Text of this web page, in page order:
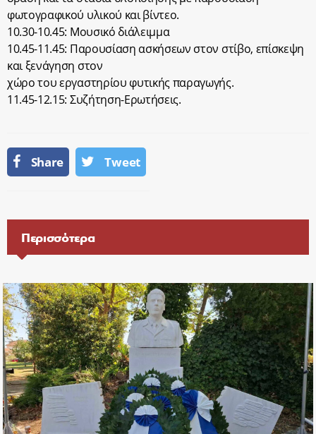
φωτογραφικού υλικού και βίντεο.
10.30-10.45: Μουσικό διάλειμμα
10.45-11.45: Παρουσίαση ασκήσεων στον στίβο, επίσκεψη
και ξενάγηση στον
χώρο του εργαστηρίου φυτικής παραγωγής.
11.45-12.15: Συζήτηση-Ερωτήσεις.
Share Tweet
Περισσότερα